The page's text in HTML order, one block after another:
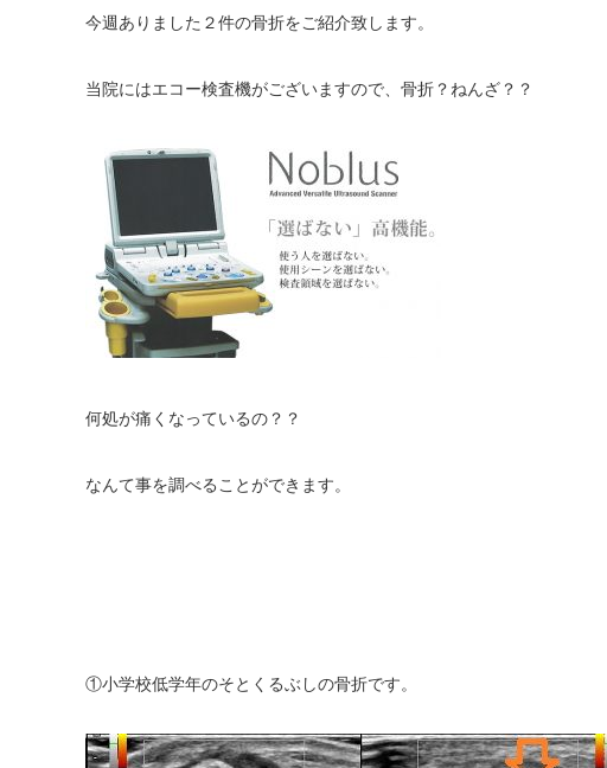
今週ありました２件の骨折をご紹介致します。
当院にはエコー検査機がございますので、骨折？ねんざ？？
何処が痛くなっているの？？
なんて事を調べることができます。
①小学校低学年のそとくるぶしの骨折です。